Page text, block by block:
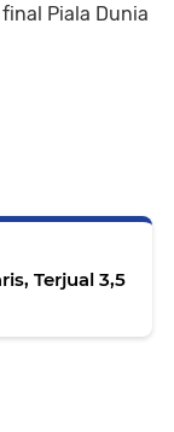
Piala Dunia
Terjual 3,5